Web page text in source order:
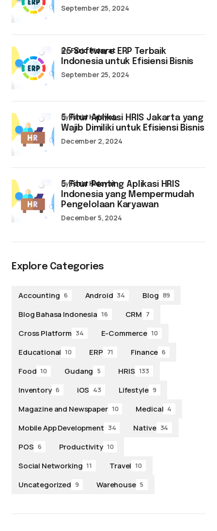
September 25, 2024
25 Software ERP Terbaik
Indonesia untuk Efisiensi Bisnis
byFarid Hidayat
September 25, 2024
5 Fitur Aplikasi HRIS Jakarta yang
Wajib Dimiliki untuk Efisiensi Bisnis
byFarid Hidayat
December 2, 2024
5 Fitur Penting Aplikasi HRIS
Indonesia yang Mempermudah
Pengelolaan Karyawan
byFarid Hidayat
December 5, 2024
Explore Categories
Accounting 6 Android 34 Blog 89
Blog Bahasa Indonesia 16 CRM 7
Cross Platform 34 E-Commerce 10
Educational 10 ERP 71 Finance 6
Food 10 Gudang 5 HRIS 133
Inventory 6 iOS 43 Lifestyle 9
Magazine and Newspaper 10 Medical 4
Mobile App Development 34 Native 34
POS 6 Productivity 10
Social Networking 11 Travel 10
Uncategorized 9 Warehouse 5